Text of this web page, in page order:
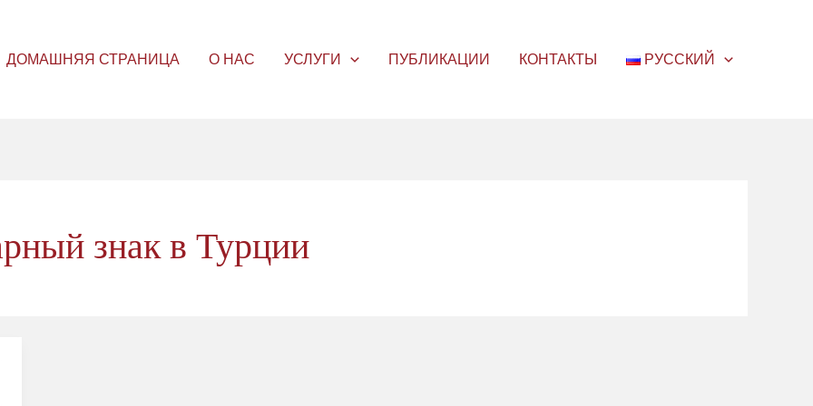
ДОМАШНЯЯ СТРАНИЦА О НАС УСЛУГИ ПУБЛИКАЦИИ КОНТАКТЫ РУССКИЙ
знак в Турции